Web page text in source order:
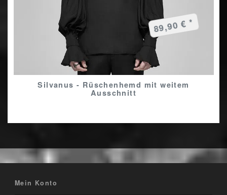
Silvanus - Rüschenhemd mit weitem
Ausschnitt
89,90 € *
Mein Konto